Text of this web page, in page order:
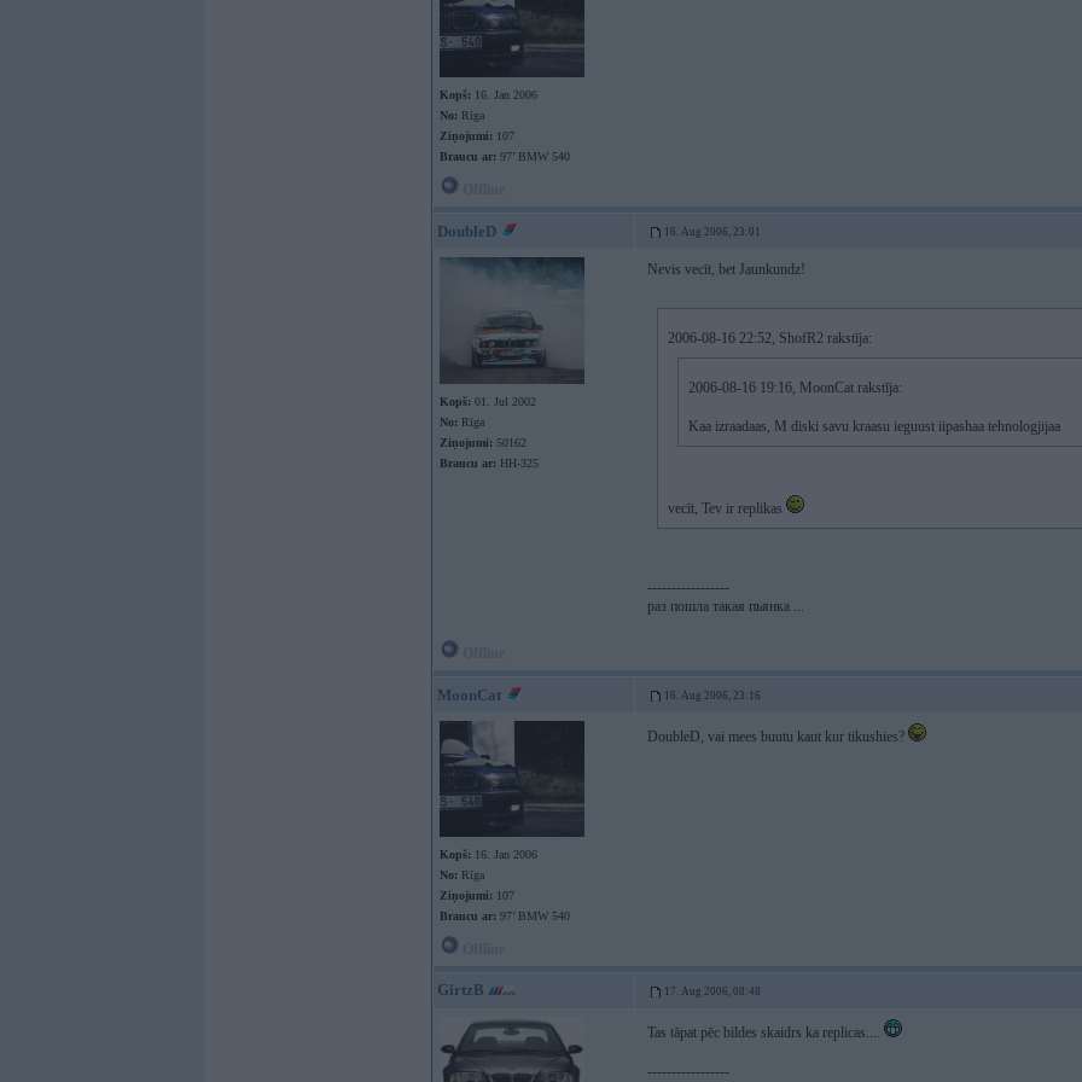
Kopš: 16. Jan 2006
No: Rīga
Ziņojumi: 107
Braucu ar: 97’ BMW 540
DoubleD 16. Aug 2006, 23:01
Kopš: 01. Jul 2002
No: Rīga
Ziņojumi: 50162
Braucu ar: HH-325
Nevis vecīt, bet Jaunkundz!
2006-08-16 22:52, ShofR2 rakstīja:
2006-08-16 19:16, MoonCat rakstīja:
Kaa izraadaas, M diski savu kraasu ieguust iipashaa tehnologjijaa
vecīt, Tev ir replikas
-----------------
раз пошла такая пьянка ...
MoonCat 16. Aug 2006, 23:16
Kopš: 16. Jan 2006
No: Rīga
Ziņojumi: 107
Braucu ar: 97’ BMW 540
DoubleD, vai mees buutu kaut kur tikushies?
GirtzB 17. Aug 2006, 08:48
Tas tāpat pēc bildes skaidrs ka replicas....
-----------------